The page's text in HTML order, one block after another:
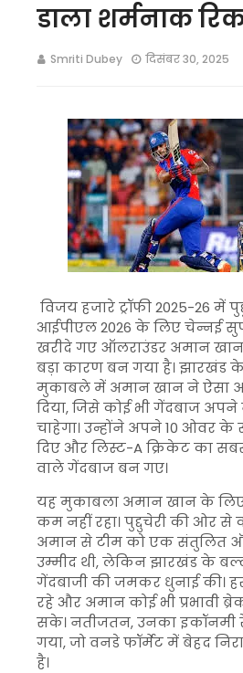
डाला शर्मनाक
Smriti Dubey दिसंबर 30, 2025
विजय हजारे ट्रॉफी 2025-26 में
आईपीएल 2026 के लिए चेन्नई
खरीदे गए ऑलराउंडर अमान खान
बड़ा कारण बन गया है।
मुकाबले में अमान खान ने ऐसा
दिया, जिसे कोई भी गेंदबाज
चाहेगा। उन्होंने अपने 10 ओवर के
दिए और लिस्ट-A क्रिकेट का
वाले गेंदबाज बन गए।
यह मुकाबला अमान खान के
कम नहीं रहा। पुद्दुचेरी की ओर से
अमान से टीम को एक संतुलित
उम्मीद थी, लेकिन झारखंड के
गेंदबाजी की जमकर धुनाई की।
रहे और अमान कोई भी प्रभावी
सके। नतीजतन, उनका इकॉनमी
गया, जो वनडे फॉर्मेट में बेहद
है।